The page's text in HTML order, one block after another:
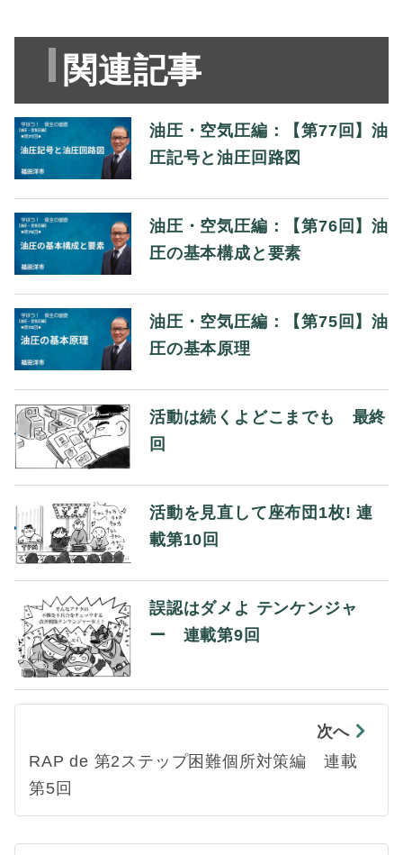
関連記事
油圧・空気圧編：【第77回】油
圧記号と油圧回路図
油圧・空気圧編：【第76回】油
圧の基本構成と要素
油圧・空気圧編：【第75回】油
圧の基本原理
活動は続くよどこまでも 最終
回
活動を見直して座布団1枚! 連
載第10回
誤認はダメよ テンケンジャ
ー 連載第9回
次へ
RAP de 第2ステップ困難個所対策編 連載
第5回